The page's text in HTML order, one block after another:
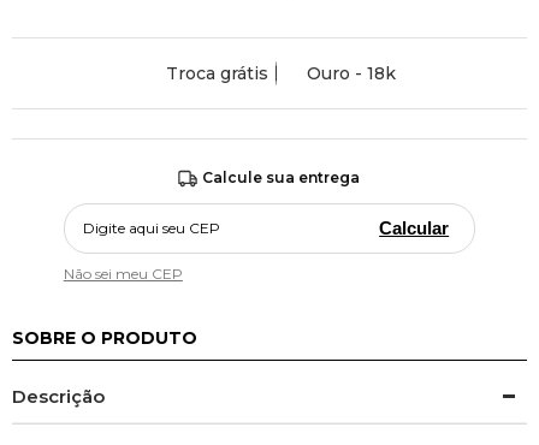
Troca grátis Ouro - 18k
Calcule sua entrega
Calcular
Não sei meu CEP
SOBRE O PRODUTO
Descrição